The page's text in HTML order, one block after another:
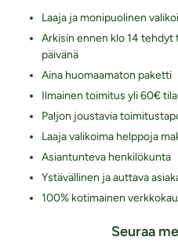
Laaja ja monipuolinen
Arkisin ennen klo 14 tehdyt
päivänä
Aina huomaamaton paketti
Ilmainen toimitus yli 60€
Paljon joustavia
Laaja valikoima helppoja
Asiantunteva henkilökunta
Ystävällinen ja auttava
100% kotimainen
Seuraa